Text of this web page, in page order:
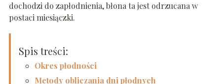
dochodzi do zapłodnienia, błona ta jest odrzucana w
postaci miesiączki.
Spis treści:
Okres płodności
Metody obliczania dni płodnych